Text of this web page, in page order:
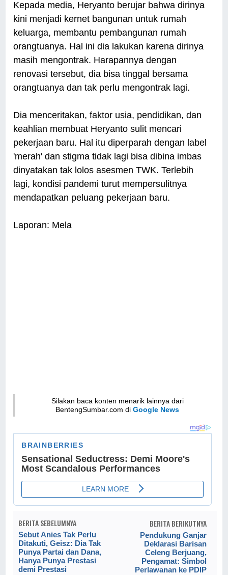
Kepada media, Heryanto berujar bahwa dirinya
kini menjadi kernet bangunan untuk rumah
keluarga, membantu pembangunan rumah
orangtuanya. Hal ini dia lakukan karena dirinya
masih mengontrak. Harapannya dengan
renovasi tersebut, dia bisa tinggal bersama
orangtuanya dan tak perlu mengontrak lagi.
Dia menceritakan, faktor usia, pendidikan, dan
keahlian membuat Heryanto sulit mencari
pekerjaan baru. Hal itu diperparah dengan label
'merah' dan stigma tidak lagi bisa dibina imbas
dinyatakan tak lolos asesmen TWK. Terlebih
lagi, kondisi pandemi turut mempersulitnya
mendapatkan peluang pekerjaan baru.
Laporan: Mela
Silakan baca konten menarik lainnya dari
BentengSumbar.com diGoogle News
BERITA SEBELUMNYA
Sebut Anies Tak Perlu
Ditakuti, Geisz: Dia Tak
Punya Partai dan Dana,
Hanya Punya Prestasi
demi Prestasi
BERITA BERIKUTNYA
Pendukung Ganjar
Deklarasi Barisan
Celeng Berjuang,
Pengamat: Simbol
Perlawanan ke PDIP